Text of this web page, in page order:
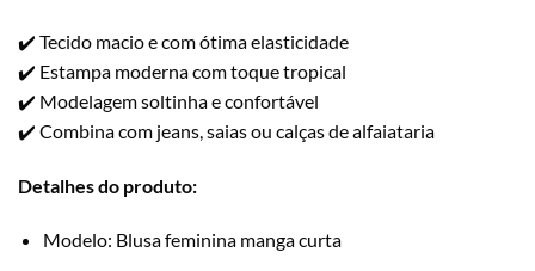
✔️ Tecido macio e com ótima elasticidade
✔️ Estampa moderna com toque tropical
✔️ Modelagem soltinha e confortável
✔️ Combina com jeans, saias ou calças de alfaiataria
Detalhes do produto:
Modelo: Blusa feminina manga curta